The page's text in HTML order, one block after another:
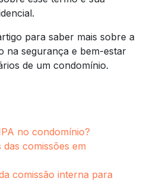
para saber mais sobre a
na segurança e bem-estar
de um condomínio.
no condomínio?
comissões em
comissão interna para